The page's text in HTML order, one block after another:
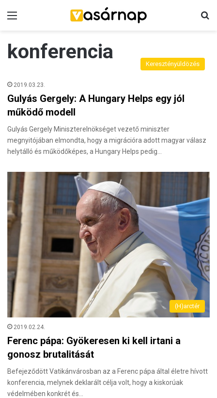
konferencia
Keresztényüldözés
2019.03.23.
Gulyás Gergely: A Hungary Helps egy jól
működő modell
Gulyás Gergely Miniszterelnökséget vezető miniszter
megnyitójában elmondta, hogy a migrációra adott magyar válasz
helytálló és működőképes, a Hungary Helps pedig…
(H)arctér
2019.02.24.
Ferenc pápa: Gyökeresen ki kell irtani a
gonosz brutalitását
Befejeződött Vatikánvárosban az a Ferenc pápa által életre hívott
konferencia, melynek deklarált célja volt, hogy a kiskorúak
védelmében konkrét és…